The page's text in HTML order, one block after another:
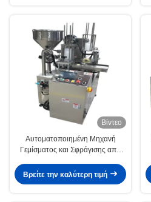
Βίντεο
Αυτοματοποιημένη Μηχανή
Γεμίσματος και Σφράγισης από
220V/50Hz
Βρείτε την καλύτερη τιμή